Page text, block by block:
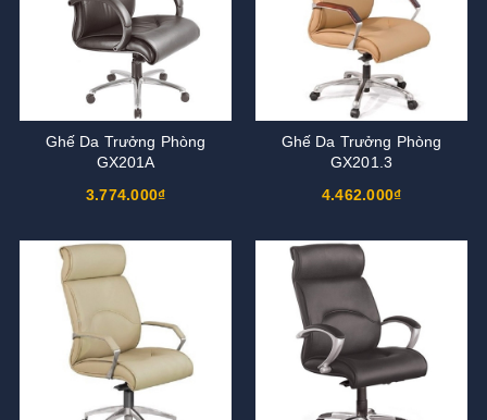
Ghế Da Trưởng Phòng
GX201A
3.774.000₫
Ghế Da Trưởng Phòng
GX201.3
4.462.000₫